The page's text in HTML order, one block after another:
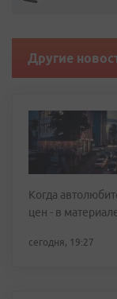
Другие
Когда
цен - в
сегодня, 19:27